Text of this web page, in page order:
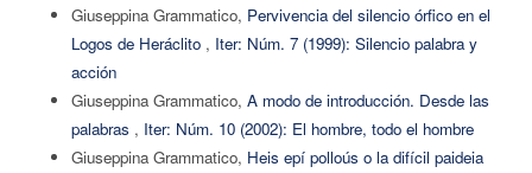
Giuseppina Grammatico, Pervivencia del silencio órfico en el
Logos de Heráclito , Iter: Núm. 7 (1999): Silencio palabra y
acción
Giuseppina Grammatico, A modo de introducción. Desde las
palabras , Iter: Núm. 10 (2002): El hombre, todo el hombre
Giuseppina Grammatico, Heis epí polloús o la difícil paideia